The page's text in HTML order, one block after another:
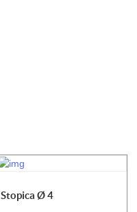
Stopica Ø 4